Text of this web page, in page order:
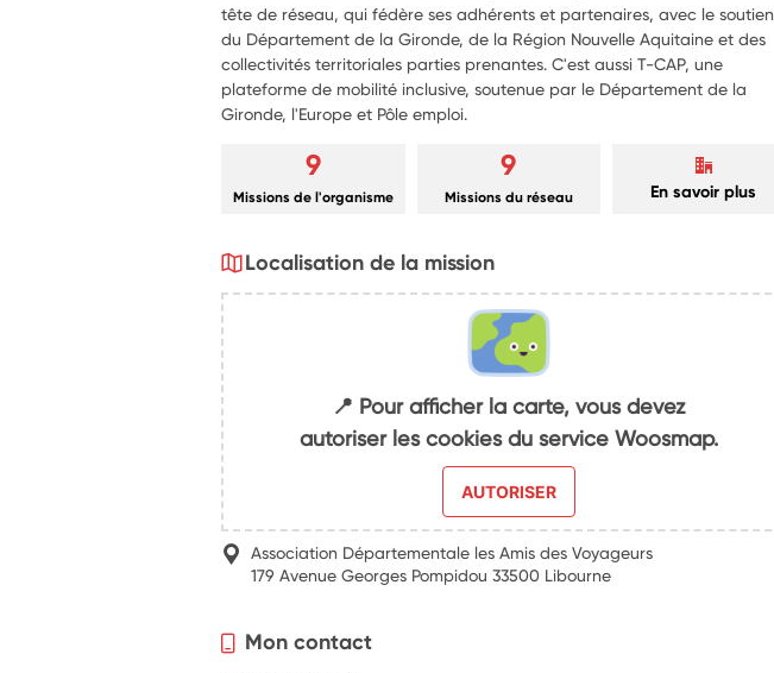
tête de réseau, qui fédère ses adhérents et partenaires, avec le soutien
du Département de la Gironde, de la Région Nouvelle Aquitaine et des
collectivités territoriales parties prenantes. C'est aussi T-CAP, une
plateforme de mobilité inclusive, soutenue par le Département de la
Gironde, l'Europe et Pôle emploi.
9
Missions de l'organisme
9
Missions du réseau En savoir plus
Localisation de la mission
📍 Pour afficher la carte, vous devez
autoriser les cookies du service Woosmap.
AUTORISER
Association Départementale les Amis des Voyageurs
179 Avenue Georges Pompidou 33500 Libourne
Mon contact